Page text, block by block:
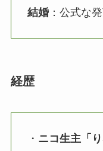
結婚：公式な
経歴
・ ニコ生主「